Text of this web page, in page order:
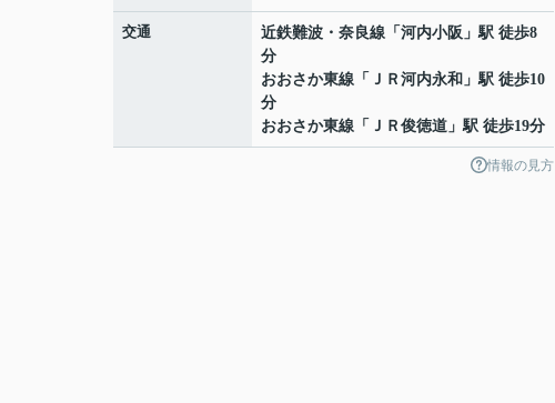
交通 近鉄難波・奈良線 「 河内小阪 」駅 徒歩8
分
おおさか東線 「 ＪＲ河内永和 」駅 徒歩10
分
おおさか東線 「 ＪＲ俊徳道 」駅 徒歩19分
情報の見方